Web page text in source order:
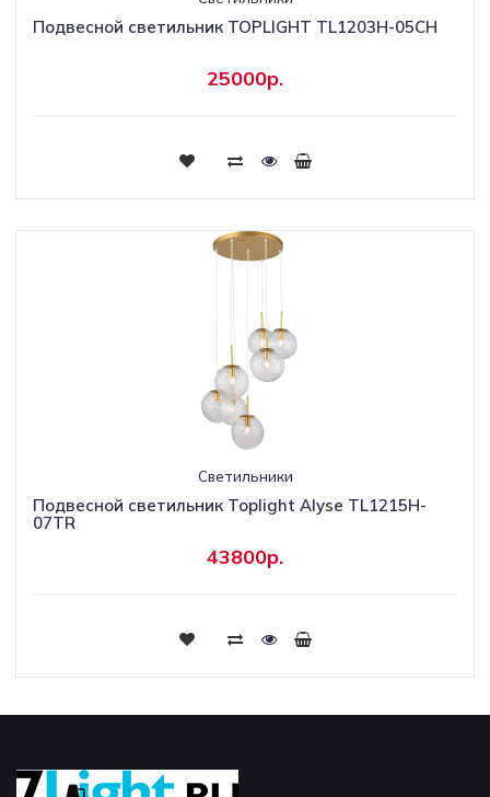
Подвесной светильник TOPLIGHT TL1203H-05CH
25000р.
Светильники
Подвесной светильник Toplight Alyse TL1215H-
07TR
43800р.